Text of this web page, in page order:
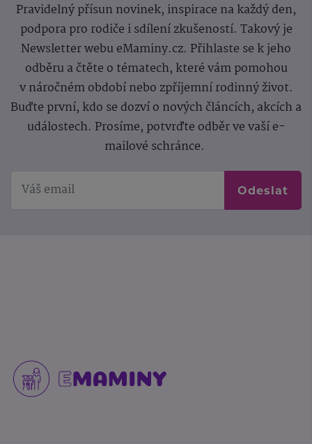
Pravidelný přísun novinek, inspirace na každý den,
podpora pro rodiče i sdílení zkušeností. Takový je
Newsletter webu eMaminy.cz. Přihlaste se k jeho
odběru a čtěte o tématech, které vám pomohou
v náročném období nebo zpříjemní rodinný život.
Buďte první, kdo se dozví o nových článcích, akcích a
událostech. Prosíme, potvrďte odběr ve vaší e-
mailové schránce.
Odeslat